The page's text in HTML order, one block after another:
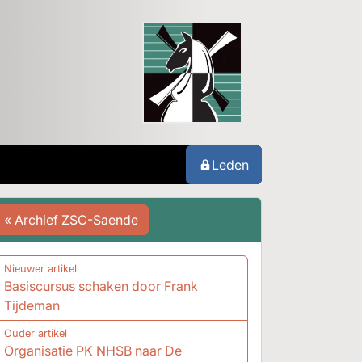
Leden
« Archief ZSC-Saende
Nieuwer artikel
Basiscursus schaken door Frank
Tijdeman
Ouder artikel
Organisatie PK NHSB naar De